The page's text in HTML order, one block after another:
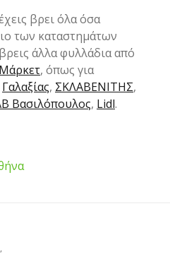
βρει όλα όσα
των καταστημάτων
άλλα φυλλάδια από
, όπως για
Γαλαξίας, ΣΚΛΑΒΕΝΙΤΗΣ,
Βασιλόπουλος, Lidl.